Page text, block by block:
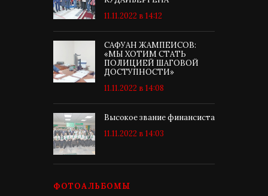
11.11.2022 в 14:12
САФУАН ЖАМПЕИСОВ:
«МЫ ХОТИМ СТАТЬ
ПОЛИЦИЕЙ ШАГОВОЙ
ДОСТУПНОСТИ»
11.11.2022 в 14:08
Высокое звание финансиста
11.11.2022 в 14:03
ФОТОАЛЬБОМЫ